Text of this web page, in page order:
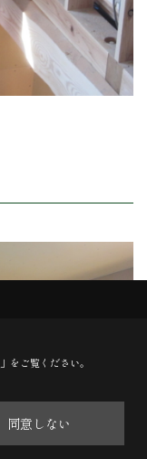
」をご覧ください。
同意しない